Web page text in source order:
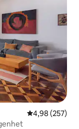
4,98 av 5 i
4,98 (257)